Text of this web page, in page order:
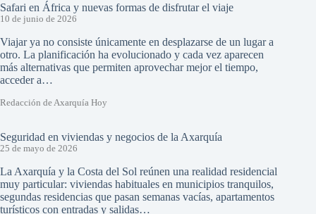
Safari en África y nuevas formas de disfrutar el viaje
10 de junio de 2026
Viajar ya no consiste únicamente en desplazarse de un lugar a
otro. La planificación ha evolucionado y cada vez aparecen
más alternativas que permiten aprovechar mejor el tiempo,
acceder a…
Redacción de Axarquía Hoy
Seguridad en viviendas y negocios de la Axarquía
25 de mayo de 2026
La Axarquía y la Costa del Sol reúnen una realidad residencial
muy particular: viviendas habituales en municipios tranquilos,
segundas residencias que pasan semanas vacías, apartamentos
turísticos con entradas y salidas…